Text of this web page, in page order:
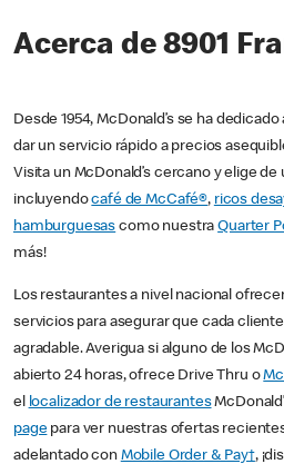
Acerca de 8901
Desde 1954, McDonald’s se ha
dar un servicio rápido a precios
Visita un McDonald’s cercano y elige de
incluyendocafé de McCafé®, ricos
hamburguesas como nuestraQuarter
más!
Los restaurantes a nivel nacional
servicios para asegurar que cada
agradable. Averigua si alguno de los
abierto 24 horas, ofrece Drive Thru o
el localizador de restaurantes
pagepara ver nuestras ofertas
adelantado con Mobile Order & Pay†,